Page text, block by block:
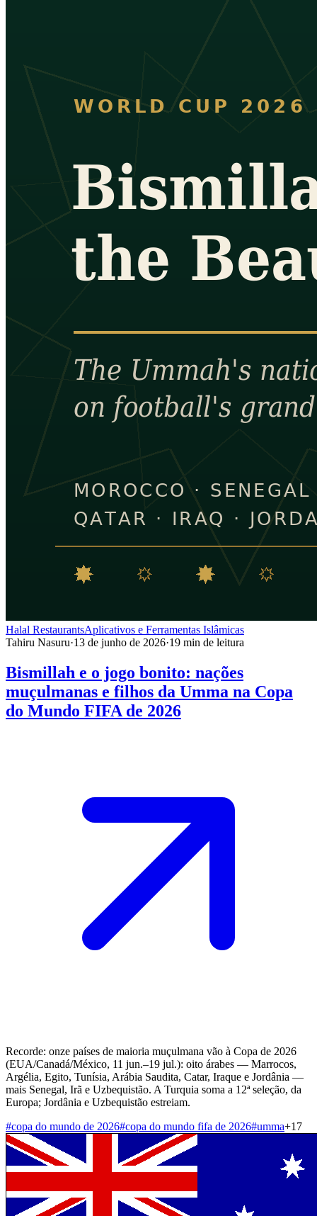
Halal RestaurantsAplicativos e Ferramentas Islâmicas
Tahiru Nasuru·13 de junho de 2026·19 min de leitura
Bismillah e o jogo bonito: nações
muçulmanas e filhos da Umma na Copa
do Mundo FIFA de 2026
Recorde: onze países de maioria muçulmana vão à Copa de 2026
(EUA/Canadá/México, 11 jun.–19 jul.): oito árabes — Marrocos,
Argélia, Egito, Tunísia, Arábia Saudita, Catar, Iraque e Jordânia —
mais Senegal, Irã e Uzbequistão. A Turquia soma a 12ª seleção, da
Europa; Jordânia e Uzbequistão estreiam.
#copa do mundo de 2026#copa do mundo fifa de 2026#umma+17